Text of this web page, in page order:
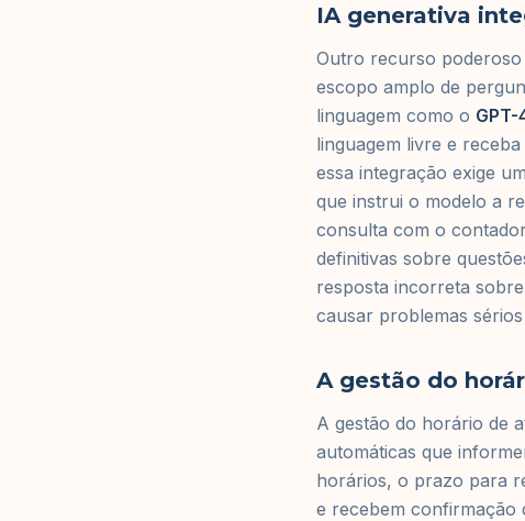
IA generativa
Outro recurso
escopo amplo de
linguagem como o GPT-
linguagem livre e
essa integração exige
que instrui o modelo a
consulta com o
definitivas sobre
resposta incorreta
causar problemas
A gestão do
A gestão do horário de
automáticas que
horários, o prazo para
e recebem confirmação